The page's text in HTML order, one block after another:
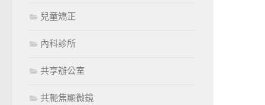
兒童矯正
內科診所
共享辦公室
共軛焦顯微鏡